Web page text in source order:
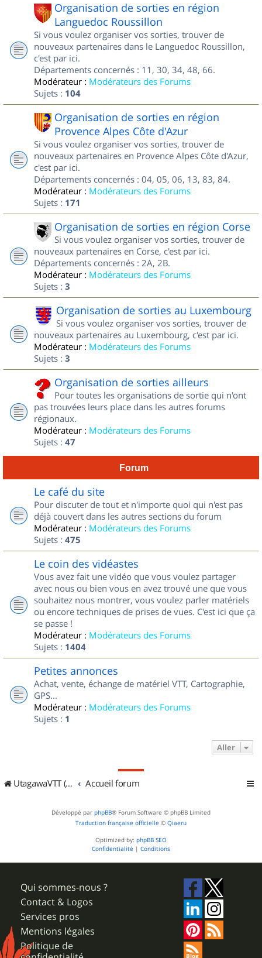
Organisation de sorties en région
Languedoc Roussillon
Si vous voulez organiser vos sorties, trouver de
nouveaux partenaires dans le Languedoc Roussillon,
c'est par ici.
Départements concernés : 11, 30, 34, 48, 66.
Modérateur : Modérateurs des Forums
Sujets : 104
Organisation de sorties en région
Provence Alpes Côte d'Azur
Si vous voulez organiser vos sorties, trouver de
nouveaux partenaires en Provence Alpes Côte d'Azur,
c'est par ici.
Départements concernés : 04, 05, 06, 13, 83, 84.
Modérateur : Modérateurs des Forums
Sujets : 171
Organisation de sorties en région Corse
Si vous voulez organiser vos sorties, trouver de
nouveaux partenaires en Corse, c'est par ici.
Départements concernés : 2A, 2B.
Modérateur : Modérateurs des Forums
Sujets : 3
Organisation de sorties au Luxembourg
Si vous voulez organiser vos sorties, trouver de
nouveaux partenaires au Luxembourg, c'est par ici.
Modérateur : Modérateurs des Forums
Sujets : 3
Organisation de sorties ailleurs
Pour toutes les organisations de sortie qui n'ont
pas trouvées leurs place dans les autres forums
régionaux.
Modérateur : Modérateurs des Forums
Sujets : 47
Forum
Le café du site
Pour discuter de tout et n'importe quoi qui n'est pas
déjà couvert dans les autres sections du forum
Modérateur : Modérateurs des Forums
Sujets : 475
Le coin des vidéastes
Vous avez fait une vidéo que vous voulez partager
avec nous ou bien vous en avez trouvé une que vous
souhaitez nous montrer, vous voulez parler matériels
ou encore techniques de prises de vues. C'est ici que ça
se passe !
Modérateur : Modérateurs des Forums
Sujets : 1404
Petites annonces
Achat, vente, échange de matériel VTT, Cartographie,
GPS...
Modérateur : Modérateurs des Forums
Sujets : 1
Aller
UtagawaVTT (Randos VTT et VTTAE avec traces GPS) Accueil forum
Développé par phpBB® Forum Software © phpBB Limited
Traduction française officielle © Qiaeru
Optimized by: phpBB SEO
Confidentialité | Conditions
Qui sommes-nous ?
Contact & Logos
Services pros
Mentions légales
Politique de